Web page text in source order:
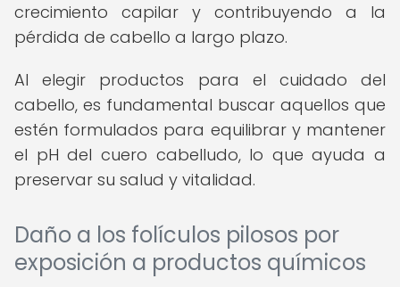
crecimiento capilar y contribuyendo a la
pérdida de cabello a largo plazo.
Al elegir productos para el cuidado del
cabello, es fundamental buscar aquellos que
estén formulados para equilibrar y mantener
el pH del cuero cabelludo, lo que ayuda a
preservar su salud y vitalidad.
Daño a los folículos pilosos por
exposición a productos químicos